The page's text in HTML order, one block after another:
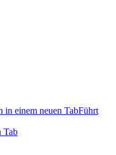
in einem neuen TabFührt
Tab